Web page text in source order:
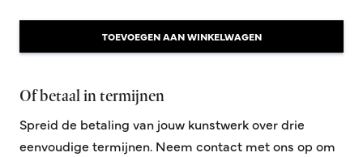
TOEVOEGEN AAN WINKELWAGEN
Of betaal in termijnen
Spreid de betaling van jouw kunstwerk over drie
eenvoudige termijnen. Neem contact met ons op om